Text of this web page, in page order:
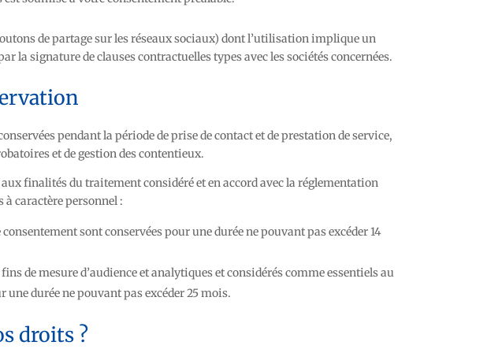
de partage sur les réseaux sociaux) dont l’utilisation implique un
la signature de clauses contractuelles types avec les sociétés concernées.
pendant la période de prise de contact et de prestation de service,
et de gestion des contentieux.
finalités du traitement considéré et en accord avec la réglementation
à caractère personnel :
sont conservées pour une durée ne pouvant pas excéder 14
de mesure d’audience et analytiques et considérés comme essentiels au
durée ne pouvant pas excéder 25 mois.
droits ?